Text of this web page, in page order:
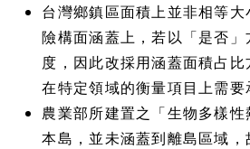
台灣鄉鎮區面積上並非相等
險構面涵蓋上，若以「是否
度，因此改採用涵蓋面積占
在特定領域的衡量項目上需要
農業部所建置之「生物多樣
本島，並未涵蓋到離島區域